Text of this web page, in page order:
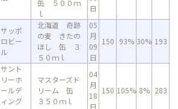
缶 ５００ｍ
ｌ
日
サッポ
ロビー
ル
北海道 奇跡
の麦 きたの
ほし 缶 ３
５０ｍｌ
05
月
09
日
150 93% 30% 193
サント
リーホ
ールデ
ィング
マスターズド
リーム 缶
３５０ｍｌ
04
月
18
日
150 105% 8% 283